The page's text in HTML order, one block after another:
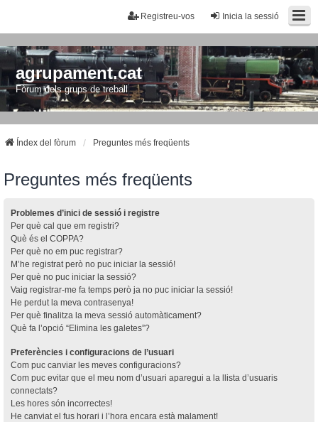
Inicia la sessió
Registreu-vos
agrupament.cat
Fòrum dels grups de treball
Índex del fòrum Preguntes més freqüents
Preguntes més freqüents
Problemes d’inici de sessió i registre
Per què cal que em registri?
Què és el COPPA?
Per què no em puc registrar?
M’he registrat però no puc iniciar la sessió!
Per què no puc iniciar la sessió?
Vaig registrar-me fa temps però ja no puc iniciar la sessió!
He perdut la meva contrasenya!
Per què finalitza la meva sessió automàticament?
Què fa l’opció “Elimina les galetes”?
Preferències i configuracions de l’usuari
Com puc canviar les meves configuracions?
Com puc evitar que el meu nom d’usuari aparegui a la llista d’usuaris
connectats?
Les hores són incorrectes!
He canviat el fus horari i l’hora encara està malament!